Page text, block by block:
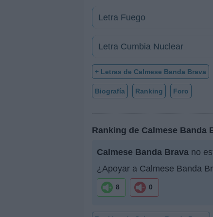
Letra Fuego
Letra Cumbia Nuclear
+ Letras de Calmese Banda Brava
Biografía Ranking Foro
Ranking de Calmese Banda
Calmese Banda Brava no
¿Apoyar a Calmese Banda
8 0